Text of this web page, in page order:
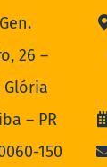
26 –
– PR
150